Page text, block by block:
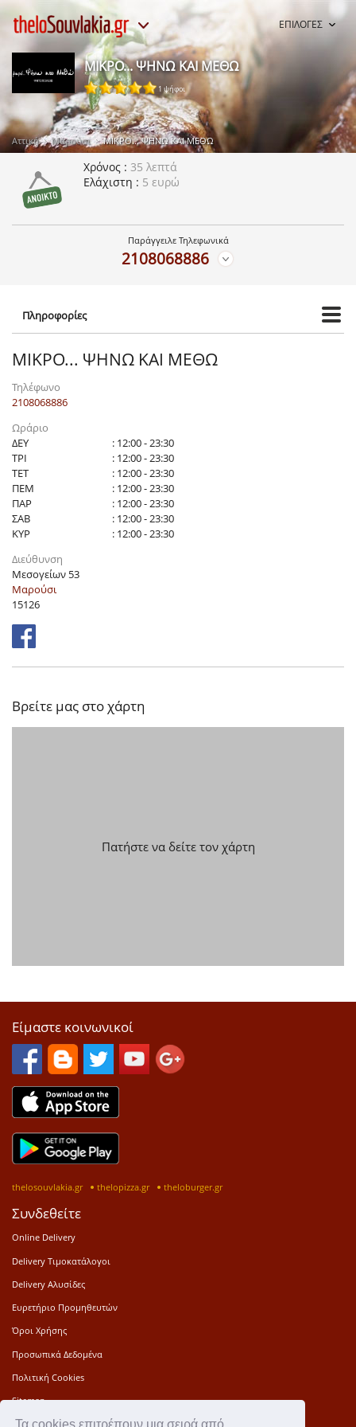
Τα cookies επιτρέπουν μια σειρά από
ΕΠΙΛΟΓΕΣ
ΜΙΚΡΟ... ΨΗΝΩ ΚΑΙ ΜΕΘΩ
1 ψήφοι
Αττική Μαρούσι ΜΙΚΡΟ... ΨΗΝΩ ΚΑΙ ΜΕΘΩ
Χρόνος
35 λεπτά
Ελάχιστη
5 ευρώ
Παράγγειλε Τηλεφωνικά
2108068886
Πληροφορίες
ΜΙΚΡΟ... ΨΗΝΩ ΚΑΙ ΜΕΘΩ
Τηλέφωνο
2108068886
Ωράριο
ΔΕΥ
: 12:00 - 23:30
ΤΡΙ
: 12:00 - 23:30
ΤΕΤ
: 12:00 - 23:30
ΠΕΜ
: 12:00 - 23:30
ΠΑΡ
: 12:00 - 23:30
ΣΑΒ
: 12:00 - 23:30
ΚΥΡ
: 12:00 - 23:30
Διεύθυνση
Μεσογείων 53
Μαρούσι
15126
Βρείτε μας στο χάρτη
Πατήστε να δείτε τον χάρτη
Είμαστε κοινωνικοί
thelosouvlakia.gr thelopizza.gr theloburger.gr
Συνδεθείτε
Online Delivery
Delivery Τιμοκατάλογοι
Delivery Αλυσίδες
Ευρετήριο Προμηθευτών
Όροι Χρήσης
Προσωπικά Δεδομένα
Πολιτική Cookies
Sitemap
Press Kit